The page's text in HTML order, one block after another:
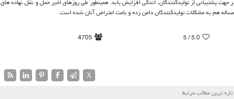
هم به مشكلات تولیدكنندگان دامن زده و باعث اعتراض آنان شده است.
5.0
/ 5
4705
X
تازه ترین مطالب مرتبط